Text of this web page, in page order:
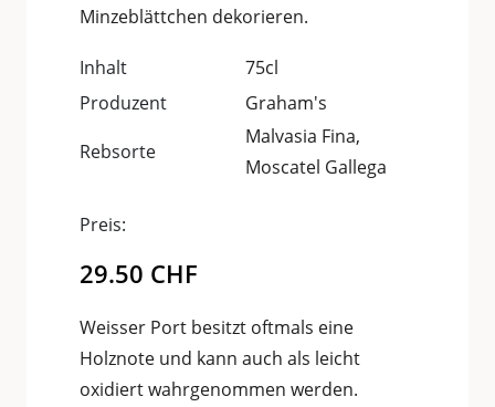
Minzeblättchen dekorieren.
Inhalt
75cl
Produzent
Graham's
Rebsorte
Malvasia Fina,
Moscatel Gallega
Preis:
29.50 CHF
Weisser Port besitzt oftmals eine
Holznote und kann auch als leicht
oxidiert wahrgenommen werden.